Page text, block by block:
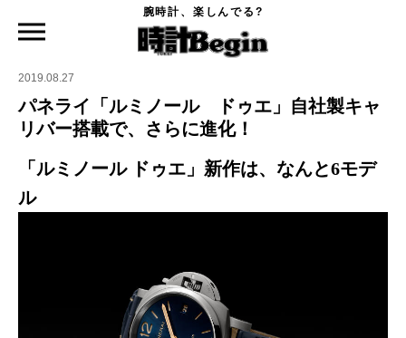
腕時計、楽しんでる?
パネライ「ルミノール ドゥエ」自社製キャリバー搭載で、さらに進化！
2019.08.27
パネライ「ルミノール ドゥエ」自社製キャ
リバー搭載で、さらに進化！
「ルミノール ドゥエ」新作は、なんと6モデ
ル